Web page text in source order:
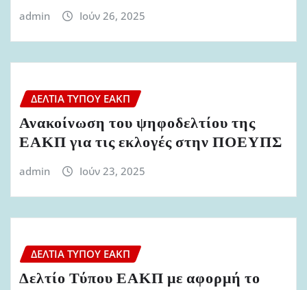
admin Ιούν 26, 2025
ΔΕΛΤΊΑ ΤΎΠΟΥ ΕΑΚΠ
Ανακοίνωση του ψηφοδελτίου της
ΕΑΚΠ για τις εκλογές στην ΠΟΕΥΠΣ
admin Ιούν 23, 2025
ΔΕΛΤΊΑ ΤΎΠΟΥ ΕΑΚΠ
Δελτίο Τύπου ΕΑΚΠ με αφορμή το